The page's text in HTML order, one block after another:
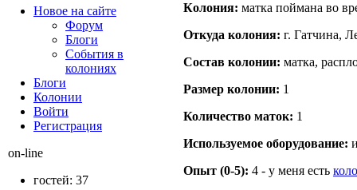
Кoлония: матка поймана во
Откуда кoлония: г. Гатчина,
Состав кoлонии: матка,
Размер кoлонии: 1
Количество маток: 1
Используемое оборудование:
Опыт (0-5): 4 - у меня есть
Новое на сайте
Форум
Блоги
События в
колониях
Блоги
Колонии
Войти
Peгиcтpaция
on-line
гостей: 37